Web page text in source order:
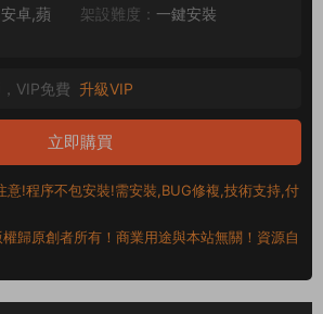
卓,蘋
架設難度： 一鍵安裝
VIP免費 升級VIP
立即購買
意!程序不包安裝!需安裝,BUG修複,技術支持,付
歸原創者所有！商業用途與本站無關！資源自